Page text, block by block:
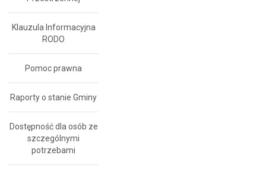
Klauzula Informacyjna
RODO
Pomoc prawna
Raporty o stanie Gminy
Dostępność dla osób ze
szczególnymi
potrzebami